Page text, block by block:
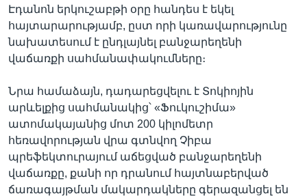
Էդանոն երկուշաբթի օրը հանդես է եկել
հայտարարությամբ, ըստ որի կառավարությունը
նախատեսում է ընդլայնել բանջարեղենի
վաճառքի սահմանափակումները։
Նրա համաձայն, դադարեցվելու է Տոկիոյին
արևելքից սահմանակից՝ «Ֆուկուշիմա»
ատոմակայանից մոտ 200 կիլոմետր
հեռավորության վրա գտնվող Չիբա
պրեֆեկտուրայում աճեցված բանջարեղենի
վաճառքը, քանի որ դրանում հայտնաբերված
ճառագայթման մակարդակները գերազանցել են